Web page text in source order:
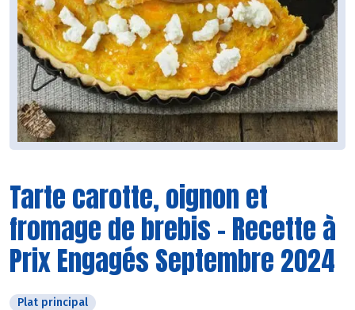
Tarte carotte, oignon et
fromage de brebis - Recette à
Prix Engagés Septembre 2024
Plat principal